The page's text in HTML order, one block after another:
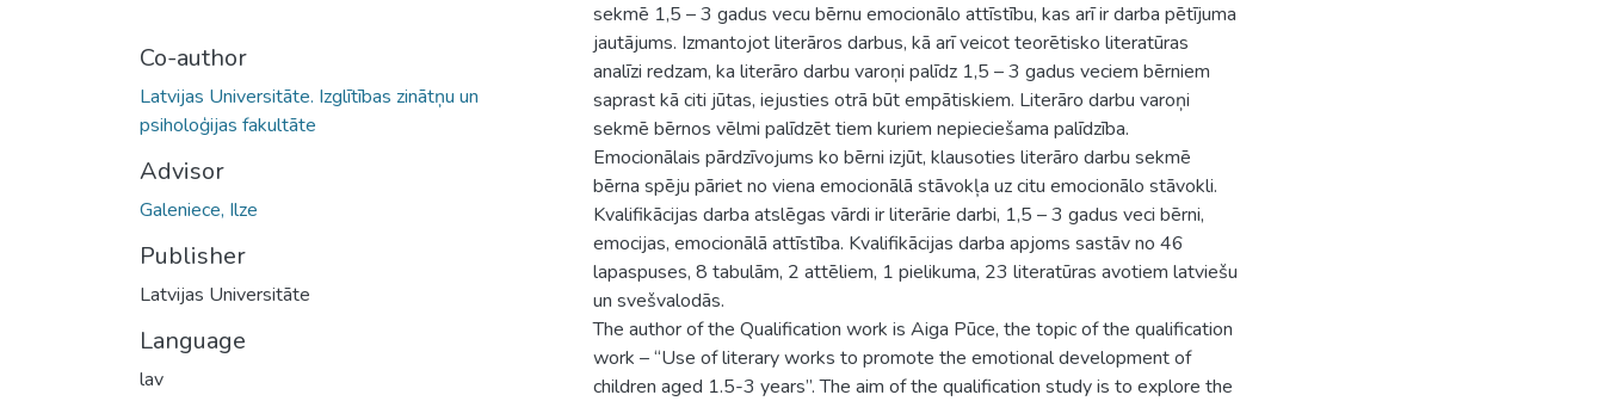
Co-author
Latvijas Universitāte. Izglītības zinātņu un
psiholoģijas fakultāte
Advisor
Galeniece, Ilze
Publisher
Latvijas Universitāte
Language
lav
sekmē 1,5 – 3 gadus vecu bērnu emocionālo attīstību, kas arī ir darba pētījuma
jautājums. Izmantojot literāros darbus, kā arī veicot teorētisko literatūras
analīzi redzam, ka literāro darbu varoņi palīdz 1,5 – 3 gadus veciem bērniem
saprast kā citi jūtas, iejusties otrā būt empātiskiem. Literāro darbu varoņi
sekmē bērnos vēlmi palīdzēt tiem kuriem nepieciešama palīdzība.
Emocionālais pārdzīvojums ko bērni izjūt, klausoties literāro darbu sekmē
bērna spēju pāriet no viena emocionālā stāvokļa uz citu emocionālo stāvokli.
Kvalifikācijas darba atslēgas vārdi ir literārie darbi, 1,5 – 3 gadus veci bērni,
emocijas, emocionālā attīstība. Kvalifikācijas darba apjoms sastāv no 46
lapaspuses, 8 tabulām, 2 attēliem, 1 pielikuma, 23 literatūras avotiem latviešu
un svešvalodās.
The author of the Qualification work is Aiga Pūce, the topic of the qualification
work – “Use of literary works to promote the emotional development of
children aged 1.5-3 years”. The aim of the qualification study is to explore the